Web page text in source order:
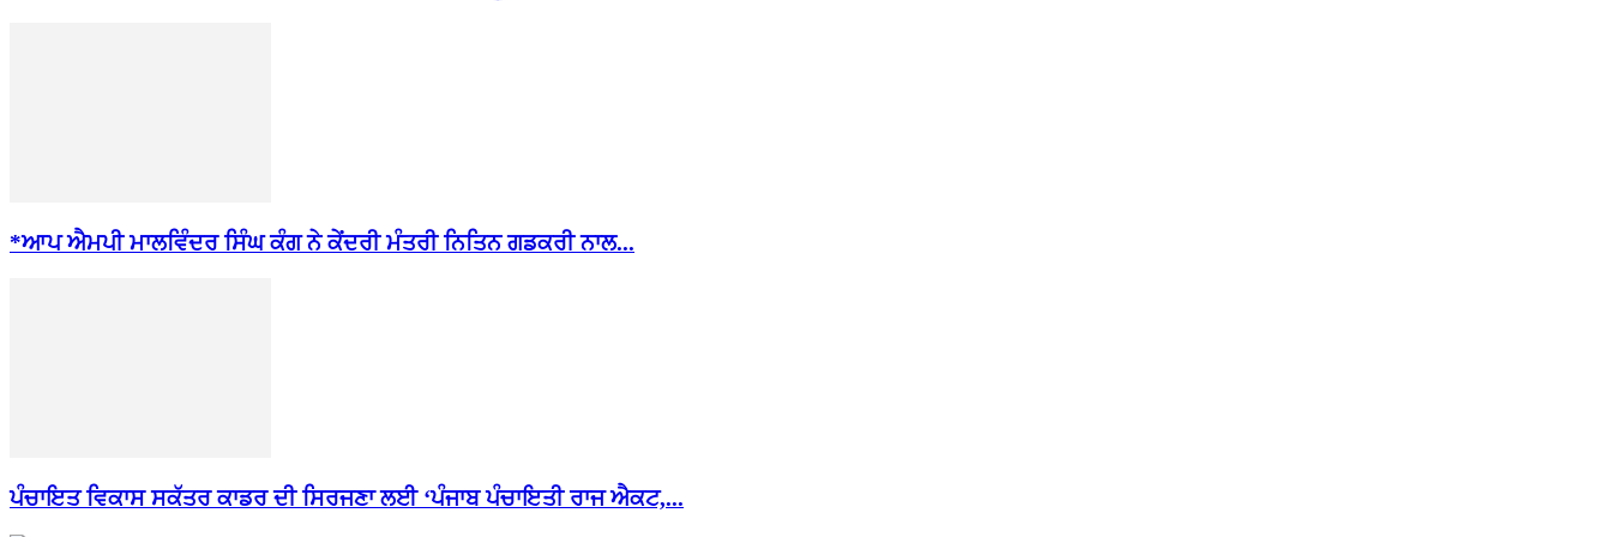
*ਆਪ ਐਮਪੀ ਮਾਲਵਿੰਦਰ ਸਿੰਘ ਕੰਗ ਨੇ ਕੇਂਦਰੀ ਮੰਤਰੀ ਨਿਤਿਨ ਗਡਕਰੀ ਨਾਲ...
ਪੰਚਾਇਤ ਵਿਕਾਸ ਸਕੱਤਰ ਕਾਡਰ ਦੀ ਸਿਰਜਣਾ ਲਈ ‘ਪੰਜਾਬ ਪੰਚਾਇਤੀ ਰਾਜ ਐਕਟ,...